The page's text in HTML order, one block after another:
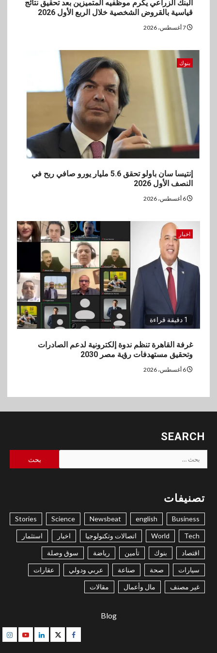
البنك الزراعي يكرم موظفيه المتميزين بعد تحقيق نتائج
قياسية بالقروض الشخصية خلال الربع الأول 2026
بنوك
إنتيسا سان باولو تحقق 5.6 مليار يورو صافي ربح في
النصف الأول 2026
اخبار
1 دقيقة قراءة
غرفة القاهرة تنظم ندوة إلكترونية لدعم الصادرات
وتحقيق مستهدفات رؤية مصر 2030
SEARCH
البحث
عن:
تصنيفات
Business
english
Newsbeat
Science
Stories
Tech
World اتصالات وتكنولوجيا اخبار استثمار
اقتصاد بنوك تأمين رياضة سوق وصلة
سيارات صحة صناعة عربي ودولي عقارات
غير مصنف مال وأعمال مقالات
Blog
Facebook
Twitter
Linkedin
Youtube